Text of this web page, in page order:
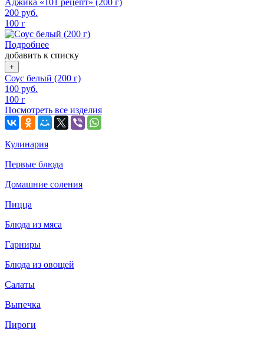
Аджика «101 рецепт» (200 г)
200 руб.
100 г
Подробнее
добавить к списку
+
Соус белый (200 г)
100 руб.
100 г
Посмотреть все изделия
Кулинария
Первые блюда
Домашние соления
Пицца
Блюда из мяса
Гарниры
Блюда из овощей
Салаты
Выпечка
Пироги